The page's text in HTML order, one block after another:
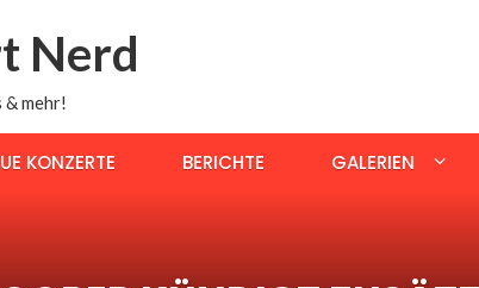
Nerd
mehr!
KONZERTE BERICHTE GALERIEN